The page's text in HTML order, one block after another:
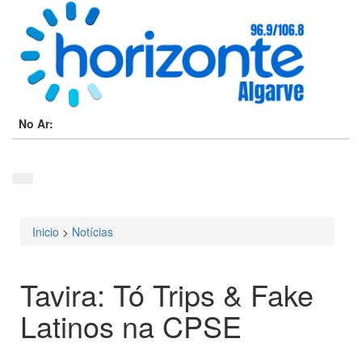
No Ar:
Está aqui
Inicio > Notícias
Tavira: Tó Trips & Fake
Latinos na CPSE